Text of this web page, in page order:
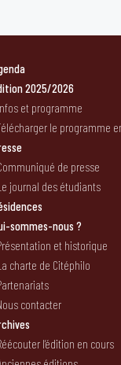
2025/2026
et programme
le programme
de presse
journal des étudiants
sommes-nous ?
et historique
charte de Citéphilo
contacter
l’édition en cours